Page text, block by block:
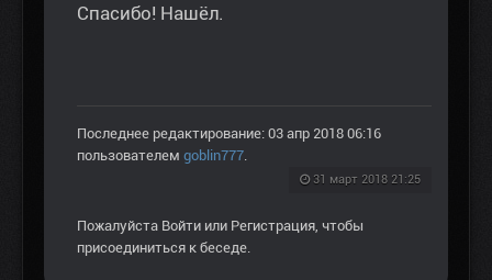
Спасибо! Нашёл.
Последнее редактирование: 03 апр 2018 06:16
пользователем goblin777
31 март 2018 21:25
Пожалуйста Войти или Регистрация , чтобы
присоединиться к беседе.